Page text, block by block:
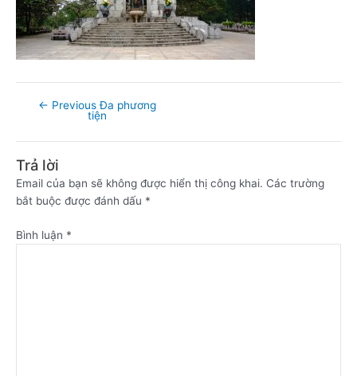
← Previous Đa phương
tiện
Trả lời
Email của bạn sẽ không được hiển thị công khai. Các trường
bắt buộc được đánh dấu *
Bình luận *